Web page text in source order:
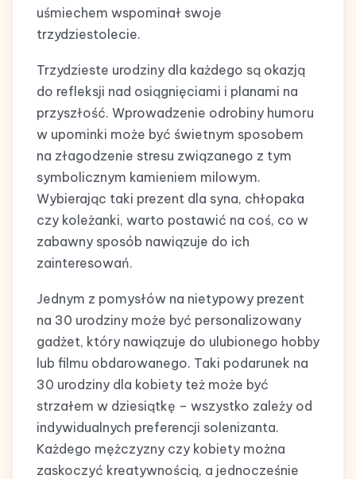
uśmiechem wspominał swoje
trzydziestolecie.
Trzydzieste urodziny dla każdego są okazją
do refleksji nad osiągnięciami i planami na
przyszłość. Wprowadzenie odrobiny humoru
w upominki może być świetnym sposobem
na złagodzenie stresu związanego z tym
symbolicznym kamieniem milowym.
Wybierając taki prezent dla syna, chłopaka
czy koleżanki, warto postawić na coś, co w
zabawny sposób nawiązuje do ich
zainteresowań.
Jednym z pomysłów na nietypowy prezent
na 30 urodziny może być personalizowany
gadżet, który nawiązuje do ulubionego hobby
lub filmu obdarowanego. Taki podarunek na
30 urodziny dla kobiety też może być
strzałem w dziesiątkę – wszystko zależy od
indywidualnych preferencji solenizanta.
Każdego mężczyzny czy kobiety można
zaskoczyć kreatywnością, a jednocześnie